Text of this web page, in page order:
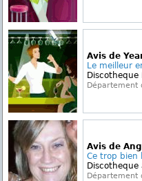
Avis de
Le meilleur
Discotheque
Département
Avis de
Ce trop bien
Discotheque
Département